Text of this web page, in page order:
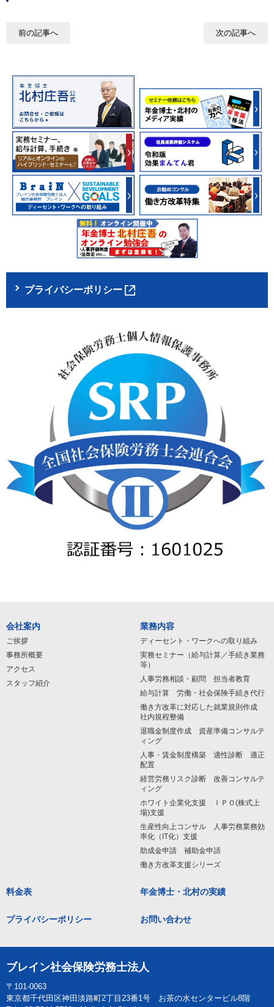
前の記事へ 次の記事へ
プライバシーポリシー
会社案内
ご挨拶
事務所概要
アクセス
スタッフ紹介
業務内容
ディーセント・ワークへの取り組み
実務セミナー（給与計算／手続き業務
等）
人事労務相談・顧問 担当者教育
給与計算 労働・社会保険手続き代行
働き方改革に対応した就業規則作成
社内規程整備
退職金制度作成 資産準備コンサルテ
ィング
人事・賃金制度構築 適性診断 適正
配置
経営労務リスク診断 改善コンサルテ
ィング
ホワイト企業化支援 ＩＰＯ(株式上
場)支援
生産性向上コンサル 人事労務業務効
率化（IT化）支援
助成金申請 補助金申請
働き方改革支援シリーズ
料金表 年金博士・北村の実績
プライバシーポリシー お問い合わせ
ブレイン社会保険労務士法人
〒101-0063
東京都千代田区神田淡路町2丁目23番1号 お茶の水センタービル8階